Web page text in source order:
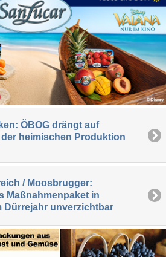
ÖBOG drängt auf
heimischen Produktion
/ Moosbrugger:
Maßnahmenpaket in
Dürrejahr unverzichtbar